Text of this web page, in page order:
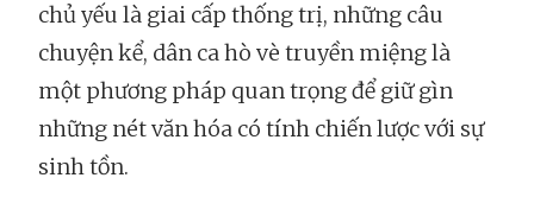
chủ yếu là giai cấp thống trị, những câu
chuyện kể, dân ca hò vè truyền miệng là
một phương pháp quan trọng để giữ gìn
những nét văn hóa có tính chiến lược với sự
sinh tồn.